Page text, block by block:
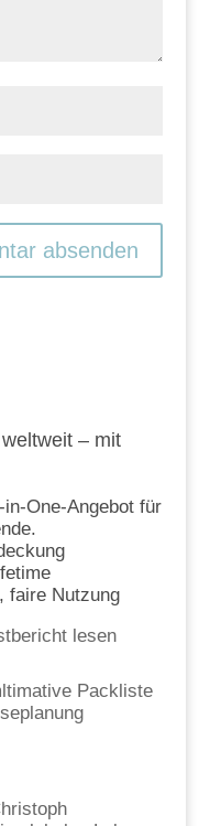
– mit
One-Angebot für
faire Nutzung
lesen